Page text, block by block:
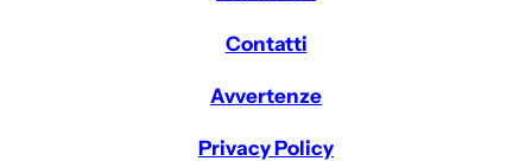
Contatti
Avvertenze
Privacy Policy